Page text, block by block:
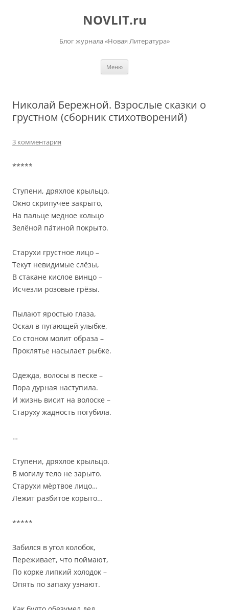
NOVLIT.ru
Блог журнала «Новая Литература»
Меню
Николай Бережной. Взрослые сказки о
грустном (сборник стихотворений)
3 комментария
*****
Ступени, дряхлое крыльцо,
Окно скрипучее закрыто,
На пальце медное кольцо
Зелёной па́тиной покрыто.
Старухи грустное лицо –
Текут невидимые слёзы,
В стакане кислое винцо –
Исчезли розовые грёзы.
Пылают яростью глаза,
Оскал в пугающей улыбке,
Со стоном молит образа –
Проклятье насылает рыбке.
Одежда, волосы в песке –
Пора дурная наступила.
И жизнь висит на волоске –
Старуху жадность погубила.
…
Ступени, дряхлое крыльцо.
В могилу тело не зарыто.
Старухи мёртвое лицо…
Лежит разбитое корыто…
*****
Забился в угол колобок,
Переживает, что поймают,
По корке липкий холодок –
Опять по запаху узнают.